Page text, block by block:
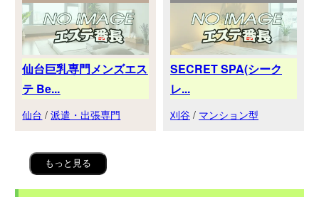
仙台巨乳専門メンズエス
テ Be...
仙台 /派遣・出張専門
SECRET SPA(シーク
レ...
刈谷 / マンション型
もっと見る